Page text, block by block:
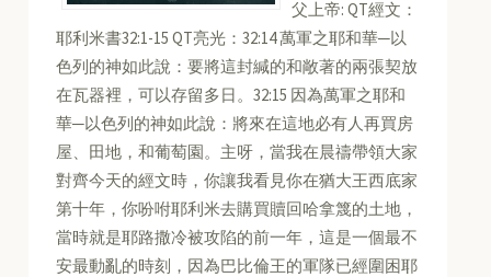
父上帝: QT經文：
耶利米書32:1-15 QT亮光：32:14 萬軍之耶和華─以
色列的神如此說：要將這封緘的和敞著的兩張契放
在瓦器裡，可以存留多日。32:15 因為萬軍之耶和
華─以色列的神如此說：將來在這地必有人再買房
屋、田地，和葡萄園。主呀，當我在晨禱帶領大家
對齊今天的經文時，你讓我看見你在猶大王西底家
第十年，你吩咐耶利米去購買贖回哈拿篾的土地，
當時就是耶路撒冷被攻陷的前一年，這是一個最不
安最動亂的時刻，因為巴比倫王的軍隊已經圍困耶